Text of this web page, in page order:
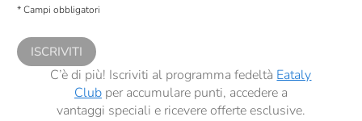
comunicazioni commerciali personalizzate, in caso di consenso prestato ai
* Campi obbligatori
ISCRIVITI
C’è di più! Iscriviti al programma fedeltà Eataly
Clubper accumulare punti, accedere a
vantaggi speciali e ricevere offerte esclusive.